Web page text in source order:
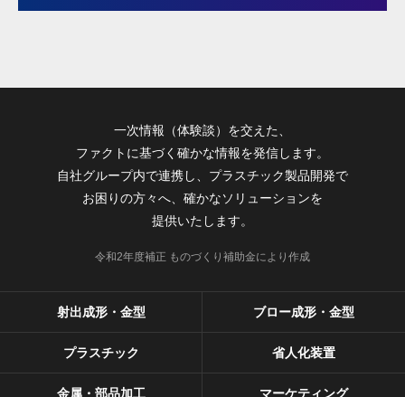
一次情報（体験談）を交えた、
ファクトに基づく確かな情報を発信します。
自社グループ内で連携し、プラスチック製品開発で
お困りの方々へ、確かなソリューションを
提供いたします。
令和2年度補正 ものづくり補助金により作成
射出成形・金型 ブロー成形・金型
プラスチック 省人化装置
金属・部品加工 マーケティング